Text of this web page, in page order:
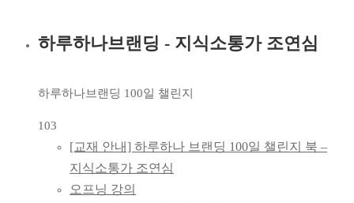
퍼스널브랜딩
전문가
조연심의
하루하나브랜딩
100일
하루하나브랜딩 - 지식소통가 조연심
하루하나브랜딩 100일 챌린지
103
[교재 안내] 하루하나 브랜딩 100일 챌린지 북 –
지식소통가 조연심
오프닝 강의